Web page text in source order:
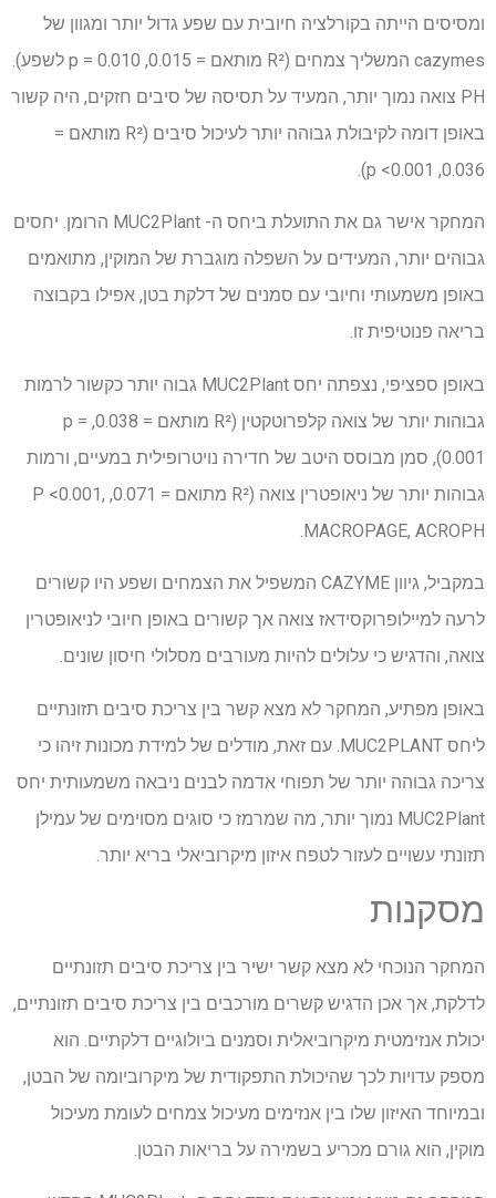
ומסיסים הייתה בקורלציה חיובית עם שפע גדול יותר ומגוון של
cazymes המשליך צמחים (R² מותאם = 0.015, p = 0.010 לשפע).
PH צואה נמוך יותר, המעיד על תסיסה של סיבים חזקים, היה קשור
באופן דומה לקיבולת גבוהה יותר לעיכול סיבים (R² מותאם =
0.036, p <0.001).
המחקר אישר גם את התועלת ביחס ה- MUC2Plant הרומן. יחסים
גבוהים יותר, המעידים על השפלה מוגברת של המוקין, מתואמים
באופן משמעותי וחיובי עם סמנים של דלקת בטן, אפילו בקבוצה
בריאה פנוטיפית זו.
באופן ספציפי, נצפתה יחס MUC2Plant גבוה יותר כקשור לרמות
גבוהות יותר של צואה קלפרוטקטין (R² מותאם = 0.038, p =
0.001), סמן מבוסס היטב של חדירה נויטרופילית במעיים, ורמות
גבוהות יותר של ניאופטרין צואה (R² מתואם = 0.071, P <0.001,
MACROPAGE, ACROPH.
במקביל, גיוון CAZYME המשפיל את הצמחים ושפע היו קשורים
לרעה למיילופרוקסידאז צואה אך קשורים באופן חיובי לניאופטרין
צואה, והדגיש כי עלולים להיות מעורבים מסלולי חיסון שונים.
באופן מפתיע, המחקר לא מצא קשר בין צריכת סיבים תזונתיים
ליחס MUC2PLANT. עם זאת, מודלים של למידת מכונות זיהו כי
צריכה גבוהה יותר של תפוחי אדמה לבנים ניבאה משמעותית יחס
MUC2Plant נמוך יותר, מה שמרמז כי סוגים מסוימים של עמילן
תזונתי עשויים לעזור לטפח איזון מיקרוביאלי בריא יותר.
מסקנות
המחקר הנוכחי לא מצא קשר ישיר בין צריכת סיבים תזונתיים
לדלקת, אך אכן הדגיש קשרים מורכבים בין צריכת סיבים תזונתיים,
יכולת אנזימטית מיקרוביאלית וסמנים ביולוגיים דלקתיים. הוא
מספק עדויות לכך שהיכולת התפקודית של מיקרוביומה של הבטן,
ובמיוחד האיזון שלו בין אנזימים מעיכול צמחים לעומת מעיכול
מוקין, הוא גורם מכריע בשמירה על בריאות הבטן.